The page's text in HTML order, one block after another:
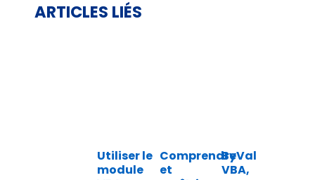
ARTICLES LIÉS
Utiliser le
module
Comprendre
et
ByVal
VBA,